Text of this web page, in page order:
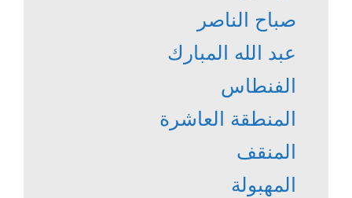
صباح الناصر
عبد الله المبارك
الفنطاس
المنطقة العاشرة
المنقف
المهبولة